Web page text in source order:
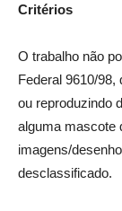
Critérios
O trabalho não
Federal 9610/98,
ou reproduzindo
alguma mascote
imagens/
desclassificado.